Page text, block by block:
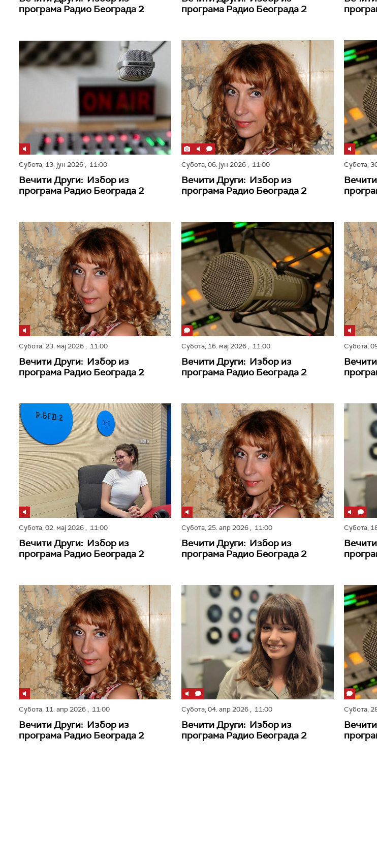
програма Радио Београда 2
програма Радио Београда 2
Субота, 13. јун 2026, 11:00
Вечити Други: Избор из
програма Радио Београда 2
Субота,06. јун 2026, 11:00
Вечити Други: Избор из
програма Радио Београда 2
Субота,
Субота,23. мај 2026, 11:00
Вечити Други: Избор из
програма Радио Београда 2
Субота, 16. мај 2026, 11:00
Вечити Други: Избор из
програма Радио Београда 2
Субота,
Субота,02. мај 2026, 11:00
Вечити Други: Избор из
програма Радио Београда 2
Субота,25. апр 2026, 11:00
Вечити Други: Избор из
програма Радио Београда 2
Субота,
Субота, 11. апр 2026, 11:00
Вечити Други: Избор из
програма Радио Београда 2
Субота,04. апр 2026, 11:00
Вечити Други: Избор из
програма Радио Београда 2
Субота,